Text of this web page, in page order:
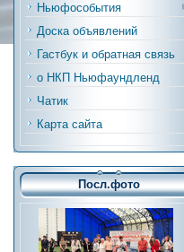
Ньюфособытия
Доска объявлений
Гастбук и обратная связь
о НКП Ньюфаундленд
Чатик
Карта сайта
Посл.фото